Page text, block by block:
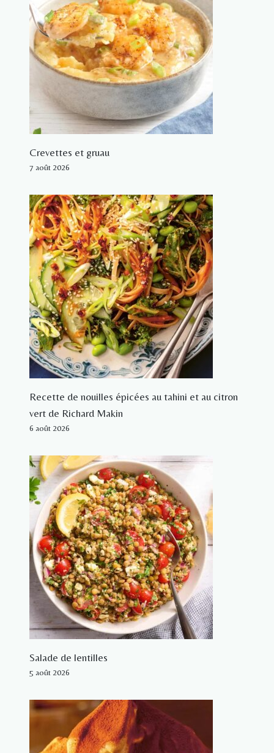
Crevettes et gruau
7 août 2026
Recette de nouilles épicées au tahini et au citron
vert de Richard Makin
6 août 2026
Salade de lentilles
5 août 2026